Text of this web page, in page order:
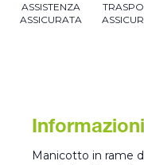
ASSISTENZA
ASSICURATA
Manicotto in rame